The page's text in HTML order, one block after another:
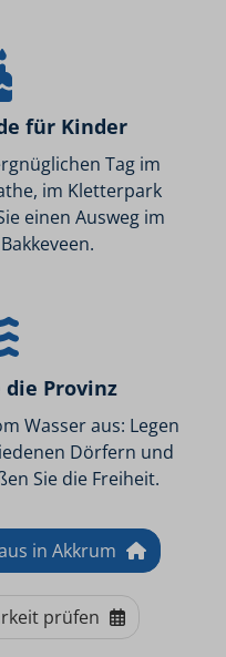
für Kinder
Tag im
im Kletterpark
einen Ausweg im
die Provinz
Wasser aus: Legen
Dörfern und
Sie die Freiheit.
in Akkrum
prüfen